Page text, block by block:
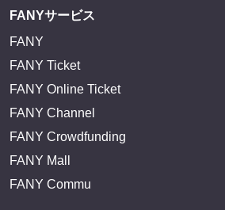
FANYサービス
FANY
FANY Ticket
FANY Online Ticket
FANY Channel
FANY Crowdfunding
FANY Mall
FANY Commu